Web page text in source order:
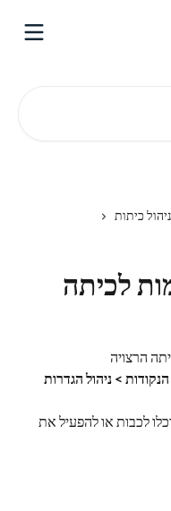
ניהול כיתות
לכיתה
הרצויה
> ניהול הגדרות
לכבות או להפעיל את